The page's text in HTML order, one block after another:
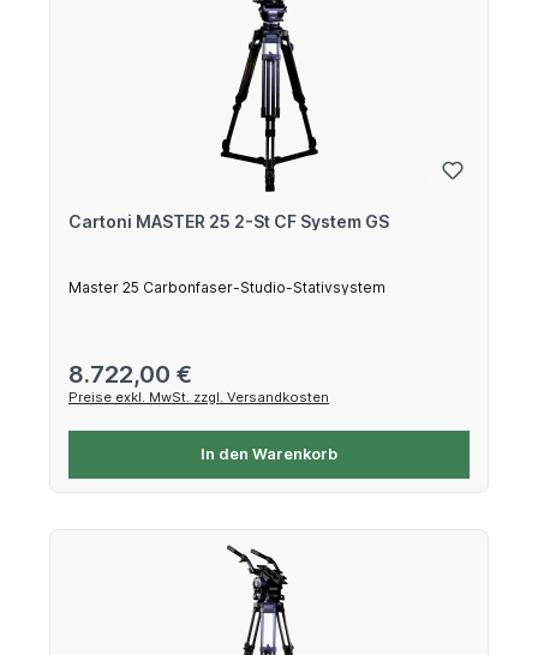
Cartoni MASTER 25 2-St CF System GS
Master 25 Carbonfaser-Studio-Stativsystem
Regulärer Preis:
8.722,00 €
Preise exkl. MwSt. zzgl. Versandkosten
In den Warenkorb